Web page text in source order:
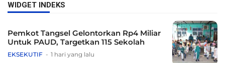
WIDGET INDEKS
Pemkot Tangsel Gelontorkan Rp4 Miliar
Untuk PAUD, Targetkan 115 Sekolah
EKSEKUTIF 1 hari yang lalu